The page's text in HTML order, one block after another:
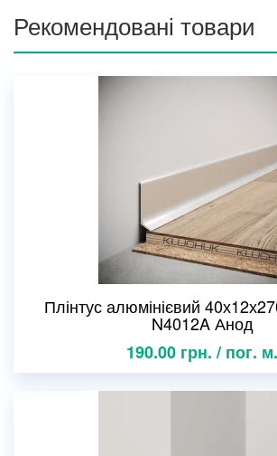
Рекомендовані товари
Плінтус алюмінієвий
N4012A Анод
190.00 грн. / пог. м.